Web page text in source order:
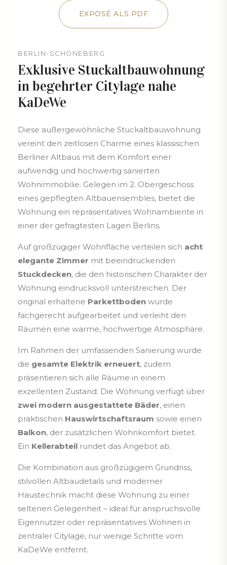
EXPOSÉ ALS PDF
BERLIN-SCHÖNEBERG
Exklusive Stuckaltbauwohnung
in begehrter Citylage nahe
KaDeWe
Diese außergewöhnliche Stuckaltbauwohnung
vereint den zeitlosen Charme eines klassischen
Berliner Altbaus mit dem Komfort einer
aufwendig und hochwertig sanierten
Wohnimmobilie. Gelegen im 2. Obergeschoss
eines gepflegten Altbauensembles, bietet die
Wohnung ein repräsentatives Wohnambiente in
einer der gefragtesten Lagen Berlins.
Auf großzügiger Wohnfläche verteilen sich acht
elegante Zimmer mit beeindruckenden
Stuckdecken, die den historischen Charakter der
Wohnung eindrucksvoll unterstreichen. Der
original erhaltene Parkettboden wurde
fachgerecht aufgearbeitet und verleiht den
Räumen eine warme, hochwertige Atmosphäre.
Im Rahmen der umfassenden Sanierung wurde
die gesamte Elektrik erneuert, zudem
präsentieren sich alle Räume in einem
exzellenten Zustand. Die Wohnung verfügt über
zwei modern ausgestattete Bäder, einen
praktischen Hauswirtschaftsraum sowie einen
Balkon, der zusätzlichen Wohnkomfort bietet.
Ein Kellerabteil rundet das Angebot ab.
Die Kombination aus großzügigem Grundriss,
stilvollen Altbaudetails und moderner
Haustechnik macht diese Wohnung zu einer
seltenen Gelegenheit – ideal für anspruchsvolle
Eigennutzer oder repräsentatives Wohnen in
zentraler Citylage, nur wenige Schritte vom
KaDeWe entfernt.